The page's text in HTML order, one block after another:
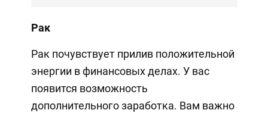
Рак
Рак почувствует прилив положительной
энергии в финансовых делах. У вас
появится возможность
дополнительного заработка. Вам важно